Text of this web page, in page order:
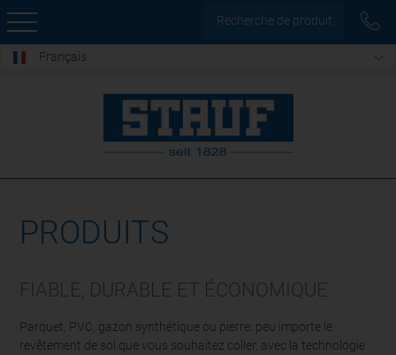
Recherche de produit
Français
PRODUITS
FIABLE, DURABLE ET ÉCONOMIQUE
Parquet, PVC, gazon synthétique ou pierre: peu importe le
revêtement de sol que vous souhaitez coller, avec la technologie